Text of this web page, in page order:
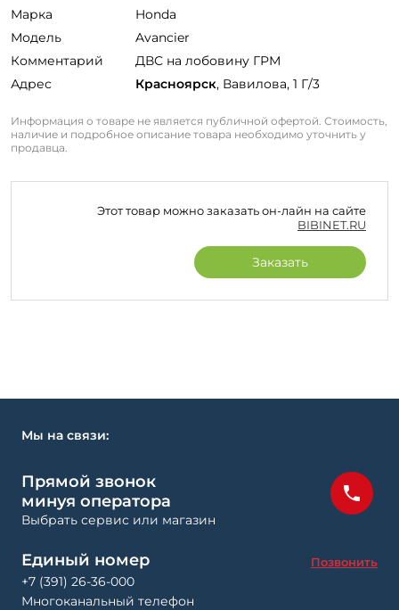
Марка
Honda
Модель
Avancier
Комментарий
ДВС на лобовину ГРМ
Адрес
Красноярск, Вавилова, 1 Г/3
Информация о товаре не является публичной офертой. Стоимость,
наличие и подробное описание товара необходимо уточнить у
продавца.
Этот товар можно заказать он-лайн на сайте
BIBINET.RU
Заказать
Мы на связи:
Прямой звонок
минуя оператора
Выбрать сервис или магазин
Единый номер Позвонить
+7 (391) 26-36-000
Многоканальный телефон